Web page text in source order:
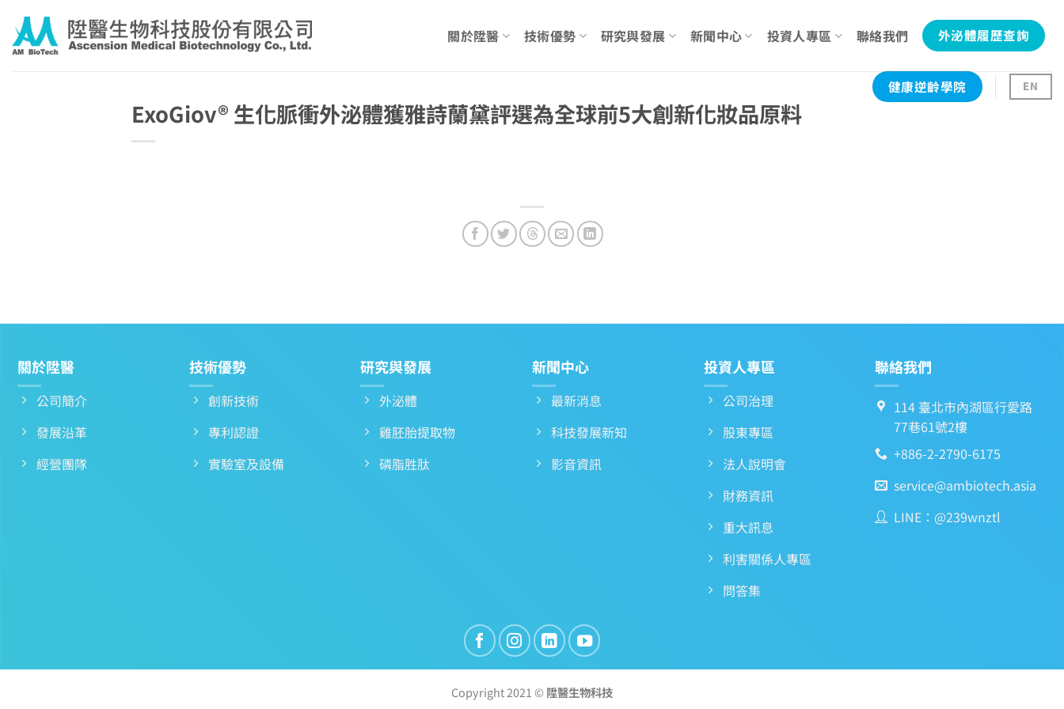
content
關於陞醫 技術優勢 研究與發展 新聞中心 投資人專區 聯絡我們 外泌體履歷查詢
健康逆齡學院 EN
ExoGiov® 生化脈衝外泌體獲雅詩蘭黛評選為全球前5大創新化妝品原料
關於陞醫
公司簡介
發展沿革
經營團隊
技術優勢
創新技術
專利認證
實驗室及設備
研究與發展
外泌體
雞胚胎提取物
磷脂胜肽
新聞中心
最新消息
科技發展新知
影音資訊
投資人專區
公司治理
股東專區
法人說明會
財務資訊
重大訊息
利害關係人專區
問答集
聯絡我們
114 臺北市內湖區行愛路
77巷61號2樓
+886-2-2790-6175
service@ambiotech.asia
LINE：@239wnztl
Copyright 2021 © 陞醫生物科技